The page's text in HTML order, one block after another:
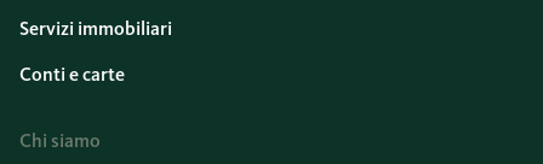
Servizi immobiliari
Conti e carte
Chi siamo